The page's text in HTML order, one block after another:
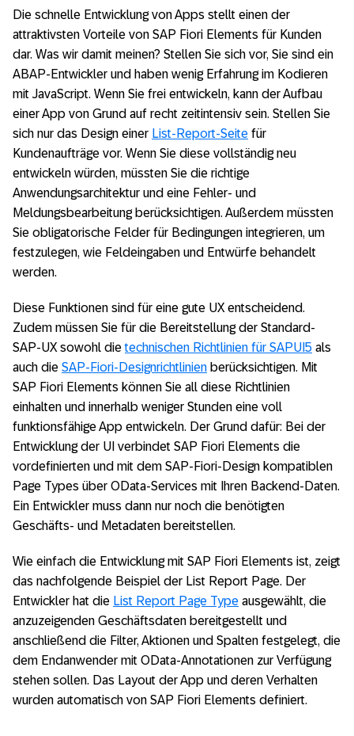
Die schnelle Entwicklung von Apps stellt einen der
attraktivsten Vorteile von SAP Fiori Elements für Kunden
dar. Was wir damit meinen? Stellen Sie sich vor, Sie sind ein
ABAP-Entwickler und haben wenig Erfahrung im Kodieren
mit JavaScript. Wenn Sie frei entwickeln, kann der Aufbau
einer App von Grund auf recht zeitintensiv sein. Stellen Sie
sich nur das Design einer List-Report-Seite für
Kundenaufträge vor. Wenn Sie diese vollständig neu
entwickeln würden, müssten Sie die richtige
Anwendungsarchitektur und eine Fehler- und
Meldungsbearbeitung berücksichtigen. Außerdem müssten
Sie obligatorische Felder für Bedingungen integrieren, um
festzulegen, wie Feldeingaben und Entwürfe behandelt
werden.
Diese Funktionen sind für eine gute UX entscheidend.
Zudem müssen Sie für die Bereitstellung der Standard-
SAP-UX sowohl dietechnischen Richtlinien für SAPUI5 als
auch die SAP-Fiori-Designrichtlinien berücksichtigen. Mit
SAP Fiori Elements können Sie all diese Richtlinien
einhalten und innerhalb weniger Stunden eine voll
funktionsfähige App entwickeln. Der Grund dafür: Bei der
Entwicklung der UI verbindet SAP Fiori Elements die
vordefinierten und mit dem SAP-Fiori-Design kompatiblen
Page Types über OData-Services mit Ihren Backend-Daten.
Ein Entwickler muss dann nur noch die benötigten
Geschäfts- und Metadaten bereitstellen.
Wie einfach die Entwicklung mit SAP Fiori Elements ist, zeigt
das nachfolgende Beispiel der List Report Page. Der
Entwickler hat die List Report Page Type ausgewählt, die
anzuzeigenden Geschäftsdaten bereitgestellt und
anschließend die Filter, Aktionen und Spalten festgelegt, die
dem Endanwender mit OData-Annotationen zur Verfügung
stehen sollen. Das Layout der App und deren Verhalten
wurden automatisch von SAP Fiori Elements definiert.